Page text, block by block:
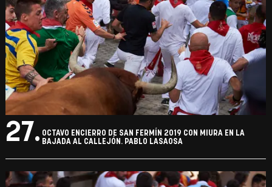
27. OCTAVO ENCIERRO DE SAN FERMÍN 2019 CON MIURA EN LA
BAJADA AL CALLEJÓN. PABLO LASAOSA